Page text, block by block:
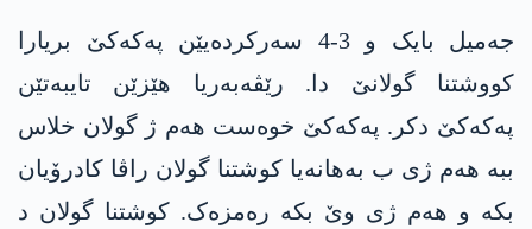
جەمیل بایک و 3-4 سەرکردەیێن پەکەکێ بریارا
کووشتنا گولانێ دا. رێڤەبەریا ھێزێن تایبەتێن
پەکەکێ دکر. پەکەکێ خوەست ھەم ژ گولان خلاس
ببە ھەم ژی ب بەهانەیا کوشتنا گولان راڤا کادرۆیان
بکە و ھەم ژی وێ بکە رەمزەک. کوشتنا گولان د